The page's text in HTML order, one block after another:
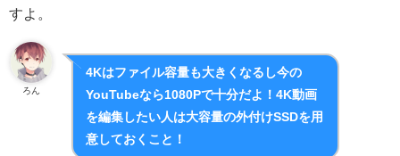
すよ。
ろん
4Kはファイル容量も大きくなるし今の
YouTubeなら1080Pで十分だよ！4K動画
を編集したい人は大容量の外付けSSDを用
意しておくこと！